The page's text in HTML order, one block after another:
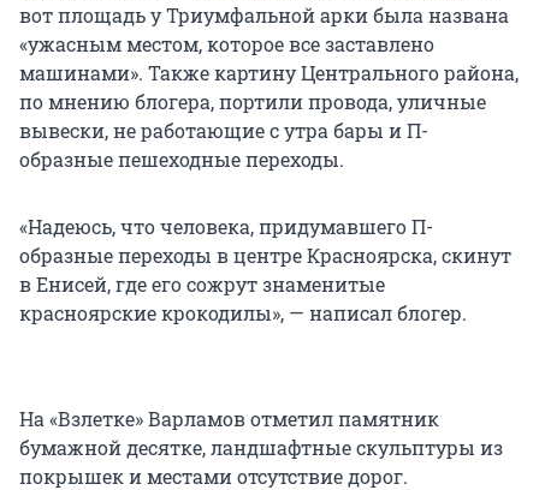
вот площадь у Триумфальной арки была названа
«ужасным местом, которое все заставлено
машинами». Также картину Центрального района,
по мнению блогера, портили провода, уличные
вывески, не работающие с утра бары и П-
образные пешеходные переходы.
«Надеюсь, что человека, придумавшего П-
образные переходы в центре Красноярска, скинут
в Енисей, где его сожрут знаменитые
красноярские крокодилы», — написал блогер.
На «Взлетке» Варламов отметил памятник
бумажной десятке, ландшафтные скульптуры из
покрышек и местами отсутствие дорог.